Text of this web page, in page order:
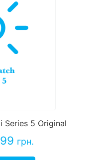
Series 5 Original
грн.